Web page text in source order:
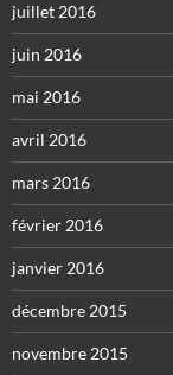
juillet 2016
juin 2016
mai 2016
avril 2016
mars 2016
février 2016
janvier 2016
décembre 2015
novembre 2015